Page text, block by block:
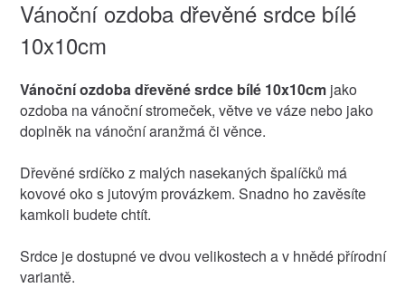
Vánoční ozdoba dřevěné srdce bílé
10x10cm
Vánoční ozdoba dřevěné srdce bílé 10x10cmjako
ozdoba na vánoční stromeček, větve ve váze nebo jako
doplněk na vánoční aranžmá či věnce.
Dřevěné srdíčko z malých nasekaných špalíčků má
kovové oko s jutovým provázkem. Snadno ho zavěsíte
kamkoli budete chtít.
Srdce je dostupné ve dvou velikostech a v hnědé přírodní
variantě.